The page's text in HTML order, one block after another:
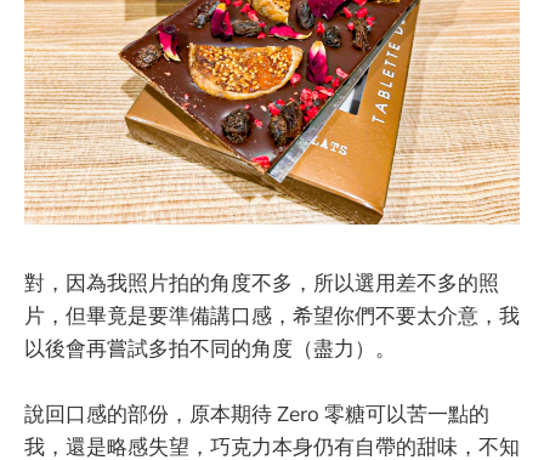
對，因為我照片拍的角度不多，所以選用差不多的照
片，但畢竟是要準備講口感，希望你們不要太介意，我
以後會再嘗試多拍不同的角度（盡力）。
說回口感的部份，原本期待 Zero 零糖可以苦一點的
我，還是略感失望，巧克力本身仍有自帶的甜味，不知